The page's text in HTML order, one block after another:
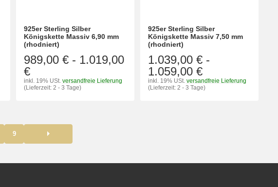
925er Sterling Silber
Königskette Massiv 6,90 mm
(rhodniert)
989,00 €- 1.019,00
€
inkl. 19% USt. versandfreie Lieferung
(Lieferzeit: 2 - 3 Tage)
925er Sterling Silber
Königskette Massiv 7,50 mm
(rhodniert)
1.039,00 €-
1.059,00 €
inkl. 19% USt. versandfreie Lieferung
(Lieferzeit: 2 - 3 Tage)
9